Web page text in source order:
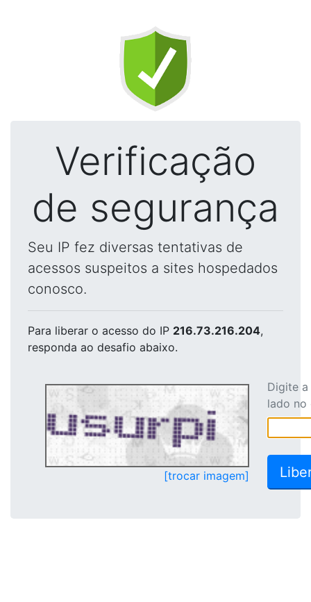
Verificação
de segurança
Seu IP fez diversas tentativas de
acessos suspeitos a sites hospedados
conosco.
Para liberar o acesso do IP 216.73.216.204,
responda ao desafio abaixo.
[trocar imagem]
Digite
lado no